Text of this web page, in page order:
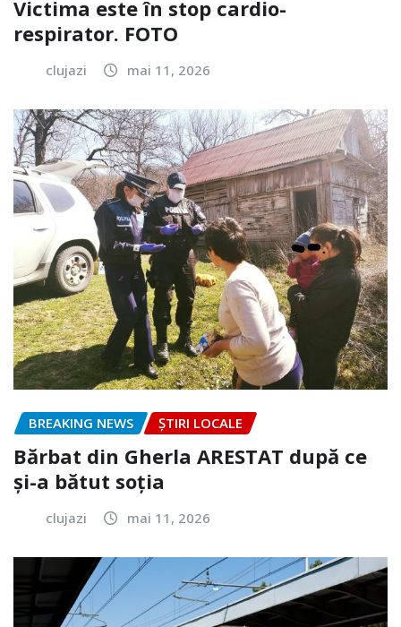
Victima este în stop cardio-
respirator. FOTO
clujazi mai 11, 2026
BREAKING NEWS ȘTIRI LOCALE
Bărbat din Gherla ARESTAT după ce
și-a bătut soția
clujazi mai 11, 2026